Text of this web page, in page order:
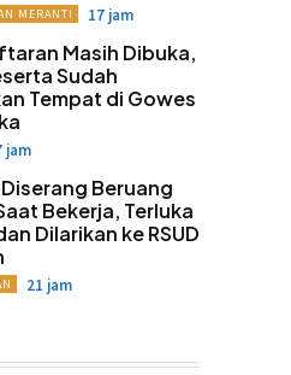
MERANTI 17 jam
Masih Dibuka,
Sudah
Tempat di Gowes
jam
Beruang
Bekerja, Terluka
Dilarikan ke RSUD
21 jam